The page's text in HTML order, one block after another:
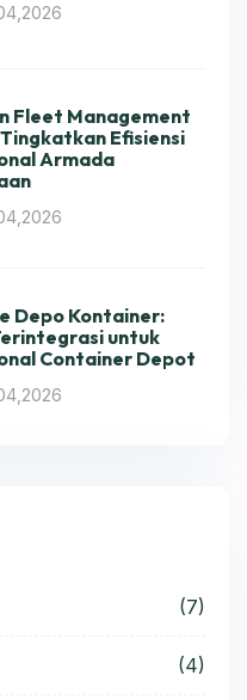
Fleet Management
Efisiensi
Armada
Depo Kontainer:
untuk
Container Depot
(7)
(4)